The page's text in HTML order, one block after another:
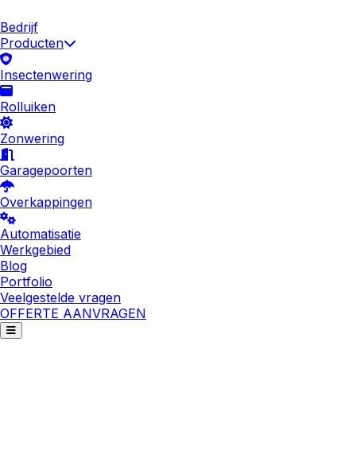
Bedrijf
Producten
Insectenwering
Rolluiken
Zonwering
Garagepoorten
Overkappingen
Automatisatie
Werkgebied
Blog
Portfolio
Veelgestelde vragen
OFFERTE AANVRAGEN